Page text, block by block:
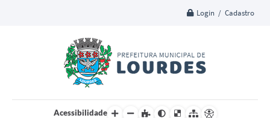
Login / Cadastro
Acessibilidade